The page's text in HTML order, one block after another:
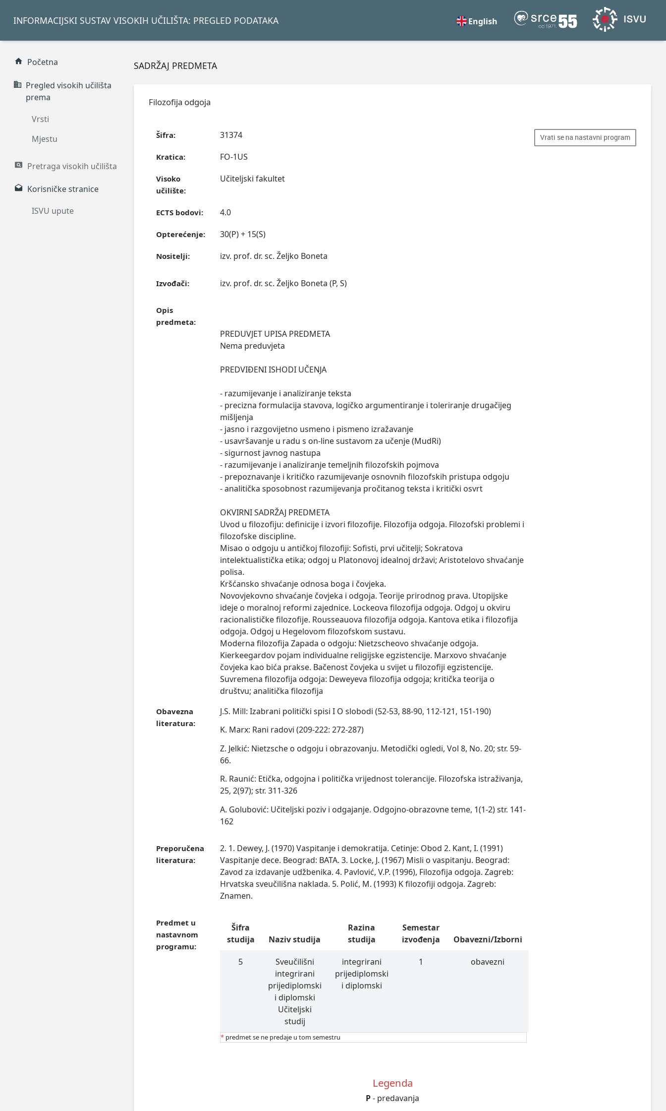
INFORMACIJSKI SUSTAV VISOKIH UČILIŠTA: PREGLED PODATAKA English
Početna
Pregled visokih učilišta
prema
Vrsti
Mjestu
Pretraga visokih učilišta
Korisničke stranice
ISVU upute
SADRŽAJ PREDMETA
Filozofija odgoja
Vrati se na nastavni program
Šifra: 31374
Kratica: FO-1US
Visoko
učilište:
Učiteljski fakultet
ECTS bodovi: 4.0
Opterećenje: 30(P) + 15(S)
Nositelji: izv. prof. dr. sc. Željko Boneta
Izvođači: izv. prof. dr. sc. Željko Boneta (P, S)
Opis
predmeta:
PREDUVJET UPISA PREDMETA
Nema preduvjeta
PREDVIĐENI ISHODI UČENJA
- razumijevanje i analiziranje teksta
- precizna formulacija stavova, logičko argumentiranje i toleriranje drugačijeg
mišljenja
- jasno i razgovijetno usmeno i pismeno izražavanje
- usavršavanje u radu s on-line sustavom za učenje (MudRi)
- sigurnost javnog nastupa
- razumijevanje i analiziranje temeljnih filozofskih pojmova
- prepoznavanje i kritičko razumijevanje osnovnih filozofskih pristupa odgoju
- analitička sposobnost razumijevanja pročitanog teksta i kritički osvrt
OKVIRNI SADRŽAJ PREDMETA
Uvod u filozofiju: definicije i izvori filozofije. Filozofija odgoja. Filozofski problemi i
filozofske discipline.
Misao o odgoju u antičkoj filozofiji: Sofisti, prvi učitelji; Sokratova
intelektualistička etika; odgoj u Platonovoj idealnoj državi; Aristotelovo shvaćanje
polisa.
Kršćansko shvaćanje odnosa boga i čovjeka.
Novovjekovno shvaćanje čovjeka i odgoja. Teorije prirodnog prava. Utopijske
ideje o moralnoj reformi zajednice. Lockeova filozofija odgoja. Odgoj u okviru
racionalističke filozofije. Rousseauova filozofija odgoja. Kantova etika i filozofija
odgoja. Odgoj u Hegelovom filozofskom sustavu.
Moderna filozofija Zapada o odgoju: Nietzscheovo shvaćanje odgoja.
Kierkeegardov pojam individualne religijske egzistencije. Marxovo shvaćanje
čovjeka kao bića prakse. Bačenost čovjeka u svijet u filozofiji egzistencije.
Suvremena filozofija odgoja: Deweyeva filozofija odgoja; kritička teorija o
društvu; analitička filozofija
Obavezna
literatura:
J.S. Mill: Izabrani politički spisi I O slobodi (52-53, 88-90, 112-121, 151-190)
K. Marx: Rani radovi (209-222: 272-287)
Z. Jelkić: Nietzsche o odgoju i obrazovanju. Metodički ogledi, Vol 8, No. 20; str. 59-
66.
R. Raunić: Etička, odgojna i politička vrijednost tolerancije. Filozofska istraživanja,
25, 2(97); str. 311-326
A. Golubović: Učiteljski poziv i odgajanje. Odgojno-obrazovne teme, 1(1-2) str. 141-
162
Preporučena
literatura:
2. 1. Dewey, J. (1970) Vaspitanje i demokratija. Cetinje: Obod 2. Kant, I. (1991)
Vaspitanje dece. Beograd: BATA. 3. Locke, J. (1967) Misli o vaspitanju. Beograd:
Zavod za izdavanje udžbenika. 4. Pavlović, V.P. (1996), Filozofija odgoja. Zagreb:
Hrvatska sveučilišna naklada. 5. Polić, M. (1993) K filozofiji odgoja. Zagreb:
Znamen.
Predmet u
nastavnom
programu:
Šifra
studija
Naziv studija
Razina
studija
Semestar
izvođenja
Obavezni/Izborni
5
Sveučilišni
integrirani
prijediplomski
i diplomski
Učiteljski
studij
integrirani
prijediplomski
i diplomski
1 obavezni
* predmet se ne predaje u tom semestru
Legenda
P- predavanja